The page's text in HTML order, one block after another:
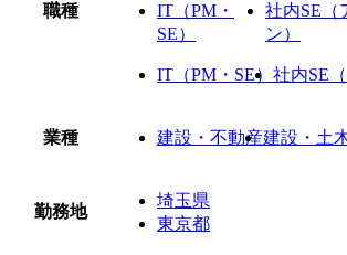
職種
IT（PM・
SE）
社内SE（
ン）
IT（PM・SE） 社内SE
業種 建設・不動産建設・土
勤務地
埼玉県
東京都